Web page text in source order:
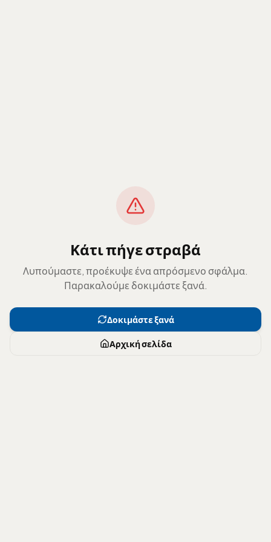
Κάτι πήγε στραβά
Λυπούμαστε, προέκυψε ένα απρόσμενο σφάλμα.
Παρακαλούμε δοκιμάστε ξανά.
Δοκιμάστε ξανά
Αρχική σελίδα